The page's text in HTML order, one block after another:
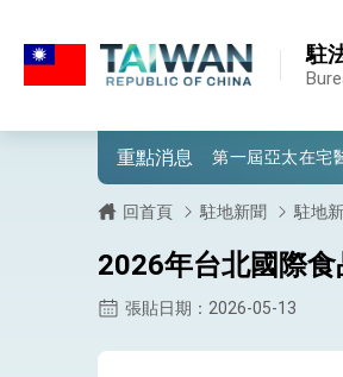
駐
重點消息
外交部重要言論
第一屆亞太在宅
外交部發布WHA
總統出訪史瓦帝
堅定走向世界 賴
總統與五院院長
回首頁 駐地新聞 駐地
2026年台北國際食
張貼日期：2026-05-13